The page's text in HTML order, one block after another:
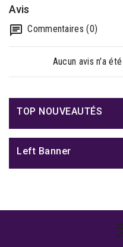
Avis
Commentaires (0)
Aucun avis n'a
TOP NOUVEAUTÉS
Left Banner